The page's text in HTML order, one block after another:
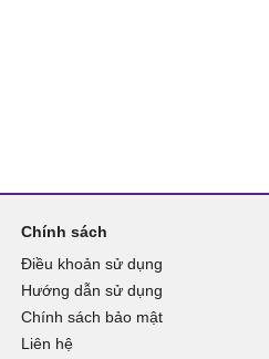
Chính sách
Điều khoản sử dụng
Hướng dẫn sử dụng
Chính sách bảo mật
Liên hệ